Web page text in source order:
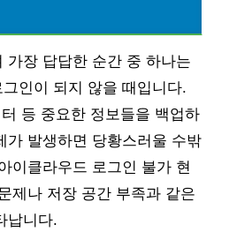
가장 답답한 순간 중 하나는
인이 되지 않을 때입니다.
등 중요한 정보들을 백업하
가 발생하면 당황스러울 수밖
이클라우드 로그인 불가 현
제나 저장 공간 부족과 같은
납니다.